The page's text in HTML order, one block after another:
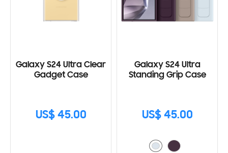
Galaxy S24 Ultra Clear
Gadget Case
US$ 45.00
Galaxy S24 Ultra
Standing Grip Case
US$ 45.00